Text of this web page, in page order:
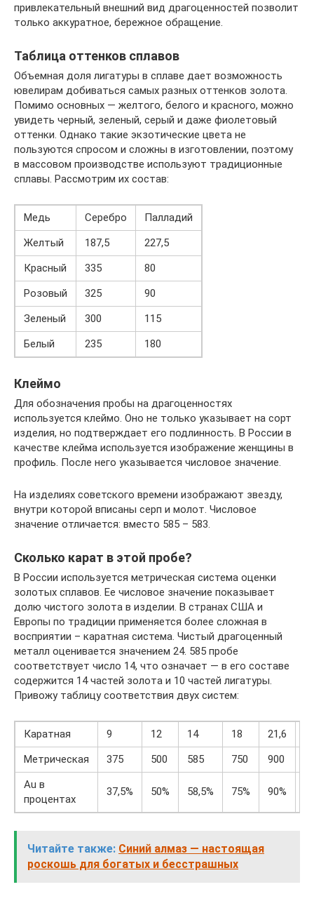
привлекательный внешний вид драгоценностей позволит
только аккуратное, бережное обращение.
Таблица оттенков сплавов
Объемная доля лигатуры в сплаве дает возможность
ювелирам добиваться самых разных оттенков золота.
Помимо основных — желтого, белого и красного, можно
увидеть черный, зеленый, серый и даже фиолетовый
оттенки. Однако такие экзотические цвета не
пользуются спросом и сложны в изготовлении, поэтому
в массовом производстве используют традиционные
сплавы. Рассмотрим их состав:
Медь Серебро
Палладий
Желтый
187,5
227,5
Красный
335
80
Розовый
325
90
Зеленый
300
115
Белый
235 180
Клеймо
Для обозначения пробы на драгоценностях
используется клеймо. Оно не только указывает на сорт
изделия, но подтверждает его подлинность. В России в
качестве клейма используется изображение женщины в
профиль. После него указывается числовое значение.
На изделиях советского времени изображают звезду,
внутри которой вписаны серп и молот. Числовое
значение отличается: вместо 585 – 583.
Сколько карат в этой пробе?
В России используется метрическая система оценки
золотых сплавов. Ее числовое значение показывает
долю чистого золота в изделии. В странах США и
Европы по традиции применяется более сложная в
восприятии – каратная система. Чистый драгоценный
металл оценивается значением 24. 585 пробе
соответствует число 14, что означает — в его составе
содержится 14 частей золота и 10 частей лигатуры.
Привожу таблицу соответствия двух систем:
Каратная 9 12 14 18 21,6
Метрическая
375 500 585 750 900
Аu в
процентах
37,5% 50% 58,5% 75% 90%
Читайте также: Синий алмаз — настоящая
роскошь для богатых и бесстрашных